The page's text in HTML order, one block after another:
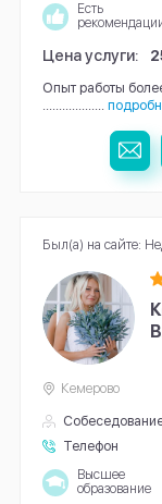
Есть
Цена услуги:
Опыт работы более
...................
Телефон
Кемерово
Высшее
образование
Был(а) на сайте: